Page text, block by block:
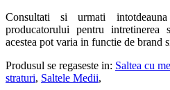
Consultati si urmati
producatorului pentru intretinerea
acestea pot varia in functie de brand
Produsul se regaseste in: Saltea cu
straturi, Saltele Medii,